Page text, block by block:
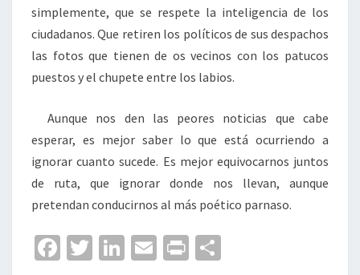
simplemente, que se respete la inteligencia de los
ciudadanos. Que retiren los políticos de sus despachos
las fotos que tienen de os vecinos con los patucos
puestos y el chupete entre los labios.
Aunque nos den las peores noticias que cabe
esperar, es mejor saber lo que está ocurriendo a
ignorar cuanto sucede. Es mejor equivocarnos juntos
de ruta, que ignorar donde nos llevan, aunque
pretendan conducirnos al más poético parnaso.
Fa T
Li
E
Pr